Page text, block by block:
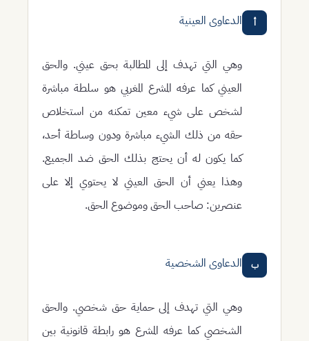
أ الدعاوى العينية
وهي التي تهدف إلى المطالبة بحق عيني. والحق
العيني كما عرفه المشرع المغربي هو سلطة مباشرة
لشخص على شيء معين تمكنه من استخلاص
حقه من ذلك الشيء مباشرة ودون وساطة أحد،
كما يكون له أن يحتج بذلك الحق ضد الجميع.
وهذا يعني أن الحق العيني لا يحتوي إلا على
عنصرين: صاحب الحق وموضوع الحق.
ب الدعاوى الشخصية
وهي التي تهدف إلى حماية حق شخصي. والحق
الشخصي كما عرفه المشرع هو رابطة قانونية بين